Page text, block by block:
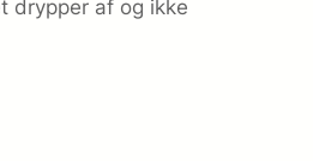
drypper af og ikke